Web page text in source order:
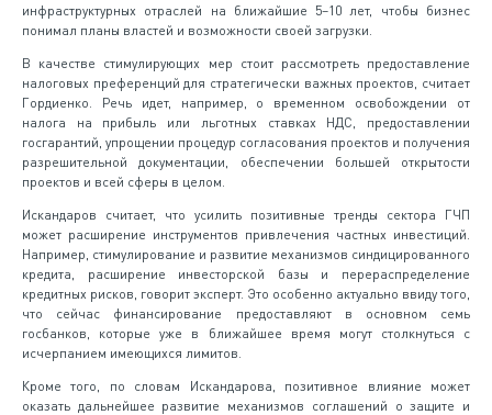
инфраструктурных отраслей на ближайшие 5–10 лет, чтобы бизнес
понимал планы властей и возможности своей загрузки.
В качестве стимулирующих мер стоит рассмотреть предоставление
налоговых преференций для стратегически важных проектов, считает
Гордиенко. Речь идет, например, о временном освобождении от
налога на прибыль или льготных ставках НДС, предоставлении
госгарантий, упрощении процедур согласования проектов и получения
разрешительной документации, обеспечении большей открытости
проектов и всей сферы в целом.
Искандаров считает, что усилить позитивные тренды сектора ГЧП
может расширение инструментов привлечения частных инвестиций.
Например, стимулирование и развитие механизмов синдицированного
кредита, расширение инвесторской базы и перераспределение
кредитных рисков, говорит эксперт. Это особенно актуально ввиду того,
что сейчас финансирование предоставляют в основном семь
госбанков, которые уже в ближайшее время могут столкнуться с
исчерпанием имеющихся лимитов.
Кроме того, по словам Искандарова, позитивное влияние может
оказать дальнейшее развитие механизмов соглашений о защите и